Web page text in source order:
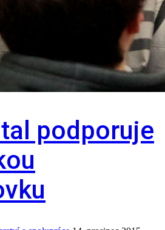
podporuje